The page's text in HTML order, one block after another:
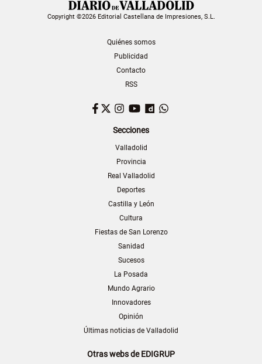
Copyright ©2026 Editorial Castellana de Impresiones, S.L.
Quiénes somos
Publicidad
Contacto
RSS
Facebook
TwitterInstagram
YouTubeDailymotion
Secciones
Valladolid
Provincia
Real Valladolid
Deportes
Castilla y León
Cultura
Fiestas de San Lorenzo
Sanidad
Sucesos
La Posada
Mundo Agrario
Innovadores
Opinión
Últimas noticias de Valladolid
Otras webs de EDIGRUP